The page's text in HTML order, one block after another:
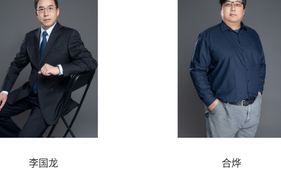
李国龙 合烨